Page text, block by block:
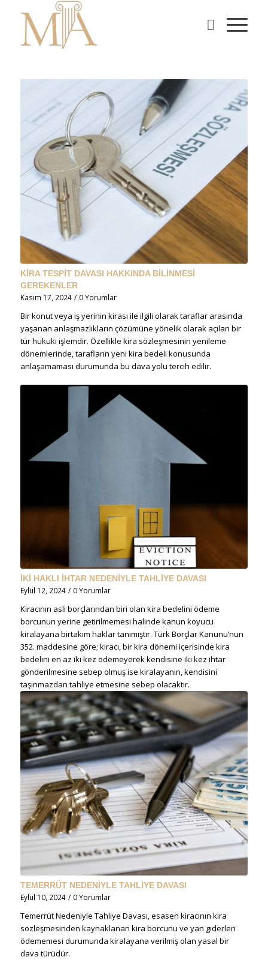
KİRA TESPİT DAVASI HAKKINDA BİLİNMESİ
GEREKENLER
Kasım 17, 2024 / 0 Yorumlar
Bir konut veya iş yerinin kirası ile ilgili olarak taraflar arasında
yaşanan anlaşmazlıkların çözümüne yönelik olarak açılan bir
tür hukuki işlemdir. Özellikle kira sözleşmesinin yenileme
dönemlerinde, tarafların yeni kira bedeli konusunda
anlaşamaması durumunda bu dava yolu tercih edilir.
İKİ HAKLI İHTAR NEDENİYLE TAHLİYE DAVASI
Eylül 12, 2024 / 0 Yorumlar
Kiracının asli borçlarından biri olan kira bedelini ödeme
borcunun yerine getirilmemesi halinde kanun koyucu
kiralayana birtakım haklar tanımıştır. Türk Borçlar Kanunu’nun
352. maddesine göre; kiracı, bir kira dönemi içerisinde kira
bedelini en az iki kez ödemeyerek kendisine iki kez ihtar
gönderilmesine sebep olmuş ise kiralayanın, kendisini
taşınmazdan tahliye etmesine sebep olacaktır.
TEMERRÜT NEDENİYLE TAHLİYE DAVASI
Eylül 10, 2024 / 0 Yorumlar
Temerrüt Nedeniyle Tahliye Davası, esasen kiracının kira
sözleşmesinden kaynaklanan kira borcunu ve yan giderleri
ödememesi durumunda kiralayana verilmiş olan yasal bir
dava türüdür.